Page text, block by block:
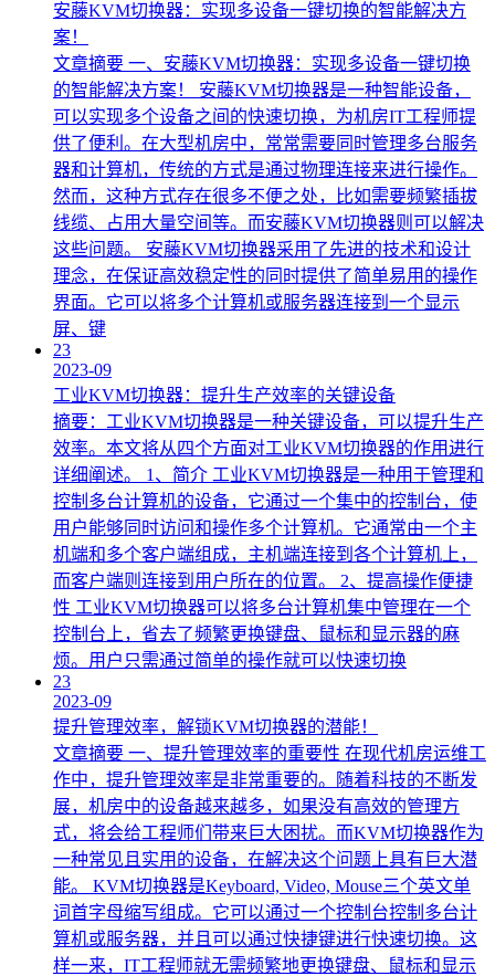
安藤KVM切换器：实现多设备一键切换的智能解决方
案！
文章摘要 一、安藤KVM切换器：实现多设备一键切换
的智能解决方案！ 安藤KVM切换器是一种智能设备，
可以实现多个设备之间的快速切换，为机房IT工程师提
供了便利。在大型机房中，常常需要同时管理多台服务
器和计算机，传统的方式是通过物理连接来进行操作。
然而，这种方式存在很多不便之处，比如需要频繁插拔
线缆、占用大量空间等。而安藤KVM切换器则可以解决
这些问题。 安藤KVM切换器采用了先进的技术和设计
理念，在保证高效稳定性的同时提供了简单易用的操作
界面。它可以将多个计算机或服务器连接到一个显示
屏、键
23
2023-09
工业KVM切换器：提升生产效率的关键设备
摘要：工业KVM切换器是一种关键设备，可以提升生产
效率。本文将从四个方面对工业KVM切换器的作用进行
详细阐述。 1、简介 工业KVM切换器是一种用于管理和
控制多台计算机的设备，它通过一个集中的控制台，使
用户能够同时访问和操作多个计算机。它通常由一个主
机端和多个客户端组成，主机端连接到各个计算机上，
而客户端则连接到用户所在的位置。 2、提高操作便捷
性 工业KVM切换器可以将多台计算机集中管理在一个
控制台上，省去了频繁更换键盘、鼠标和显示器的麻
烦。用户只需通过简单的操作就可以快速切换
23
2023-09
提升管理效率，解锁KVM切换器的潜能！
文章摘要 一、提升管理效率的重要性 在现代机房运维工
作中，提升管理效率是非常重要的。随着科技的不断发
展，机房中的设备越来越多，如果没有高效的管理方
式，将会给工程师们带来巨大困扰。而KVM切换器作为
一种常见且实用的设备，在解决这个问题上具有巨大潜
能。 KVM切换器是Keyboard, Video, Mouse三个英文单
词首字母缩写组成。它可以通过一个控制台控制多台计
算机或服务器，并且可以通过快捷键进行快速切换。这
样一来，IT工程师就无需频繁地更换键盘、鼠标和显示